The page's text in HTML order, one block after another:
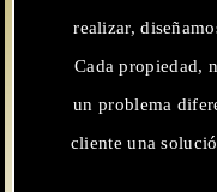
realizar,
Cada propiedad,
un problema
cliente una